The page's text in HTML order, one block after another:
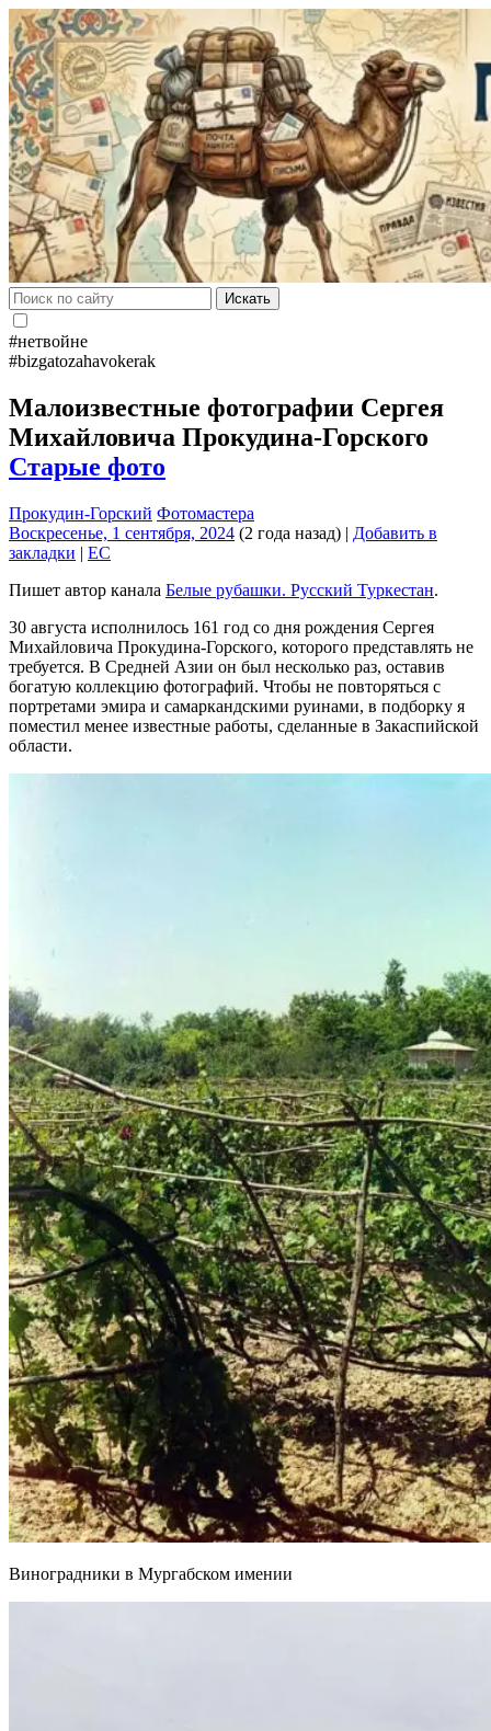
Искать
#нетвойне
#bizgatozahavokerak
Малоизвестные фотографии Сергея
Михайловича Прокудина-Горского
Старые фото
Прокудин-Горский Фотомастера
Воскресенье, 1 сентября, 2024 (2 года назад) | Добавить в
закладки | EC
Пишет автор канала Белые рубашки. Русский Туркестан.
30 августа исполнилось 161 год со дня рождения Сергея
Михайловича Прокудина-Горского, которого представлять не
требуется. В Средней Азии он был несколько раз, оставив
богатую коллекцию фотографий. Чтобы не повторяться с
портретами эмира и самаркандскими руинами, в подборку я
поместил менее известные работы, сделанные в Закаспийской
области.
Виноградники в Мургабском имении